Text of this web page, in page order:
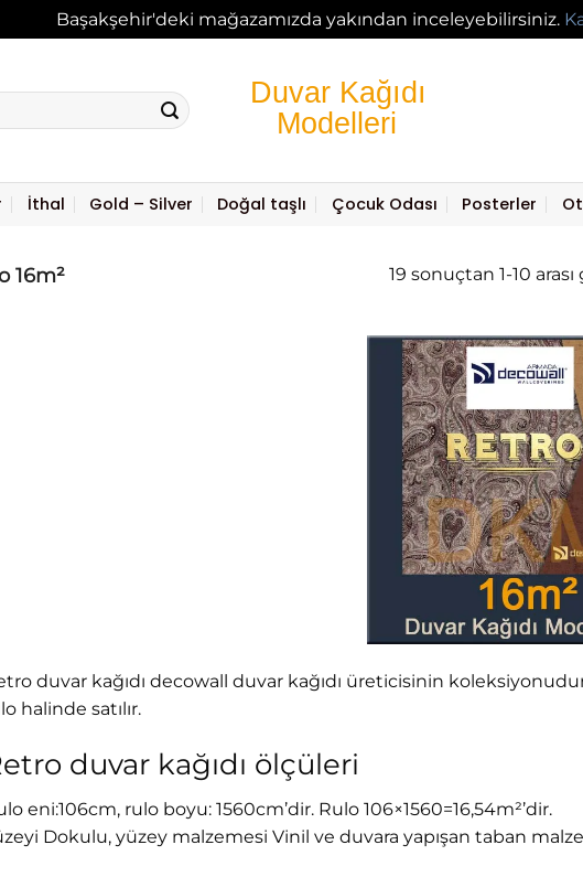
Başakşehir'deki mağazamızda yakından inceleyebilirsiniz.
İthal Gold – Silver Doğal taşlı Çocuk Odası Posterler
16m² 19 sonuçtan 1-10
duvar kağıdı decowall duvar kağıdı üreticisinin
halinde satılır.
duvar kağıdı ölçüleri
eni:106cm, rulo boyu: 1560cm’dir. Rulo 106×1560=16,54m²’dir.
Dokulu, yüzey malzemesi Vinil ve duvara yapışan taban